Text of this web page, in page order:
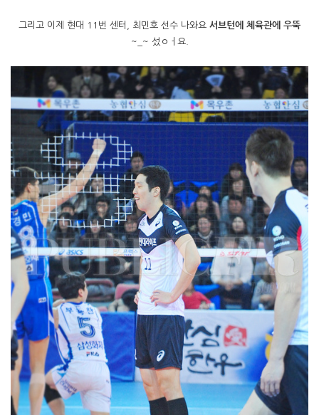
그리고 이제 현대 11번 센터, 최민호 선수 나와요 서브턴에 체육관에 우뚝
~_~ 섰ㅇㅓ요.